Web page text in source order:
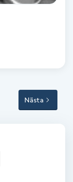
Nästa